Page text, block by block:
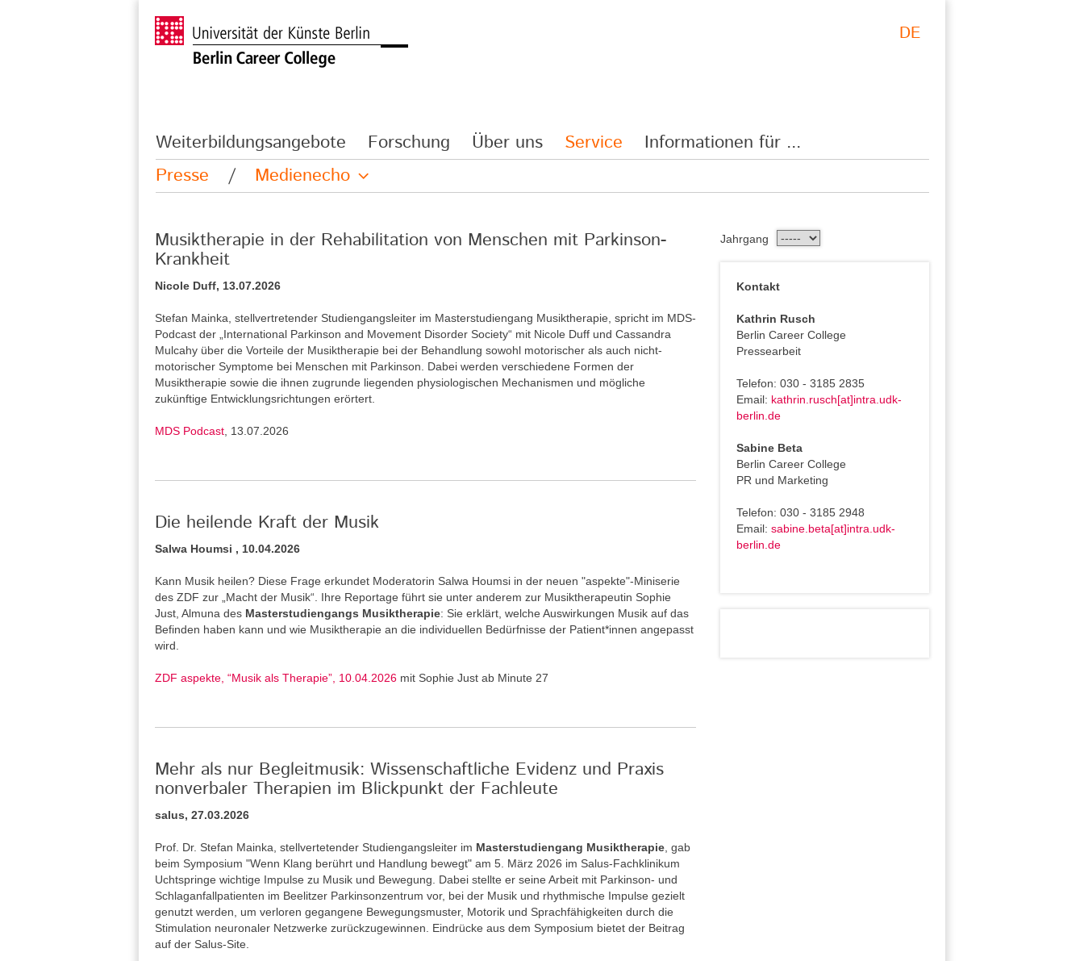
DE
Weiterbildungsangebote Forschung Über uns Service
Informationen für ...
Presse
/ Medienecho
Musiktherapie in der Rehabilitation von Menschen mit Parkinson-
Krankheit
Nicole Duff, 13.07.2026
Stefan Mainka, stellvertretender Studiengangsleiter im Masterstudiengang Musiktherapie, spricht im MDS-
Podcast der „International Parkinson and Movement Disorder Society“ mit Nicole Duff und Cassandra
Mulcahy über die Vorteile der Musiktherapie bei der Behandlung sowohl motorischer als auch nicht-
motorischer Symptome bei Menschen mit Parkinson. Dabei werden verschiedene Formen der
Musiktherapie sowie die ihnen zugrunde liegenden physiologischen Mechanismen und mögliche
zukünftige Entwicklungsrichtungen erörtert.
MDS Podcast , 13.07.2026
Die heilende Kraft der Musik
Salwa Houmsi , 10.04.2026
Kann Musik heilen? Diese Frage erkundet Moderatorin Salwa Houmsi in der neuen "aspekte"-Miniserie
des ZDF zur „Macht der Musik“. Ihre Reportage führt sie unter anderem zur Musiktherapeutin Sophie
Just, Almuna des Masterstudiengangs Musiktherapie: Sie erklärt, welche Auswirkungen Musik auf das
Befinden haben kann und wie Musiktherapie an die individuellen Bedürfnisse der Patient*innen angepasst
wird.
ZDF aspekte, “Musik als Therapie”, 10.04.2026 mit Sophie Just ab Minute 27
Mehr als nur Begleitmusik: Wissenschaftliche Evidenz und Praxis
nonverbaler Therapien im Blickpunkt der Fachleute
salus, 27.03.2026
Prof. Dr. Stefan Mainka, stellvertetender Studiengangsleiter im Masterstudiengang Musiktherapie , gab
beim Symposium "Wenn Klang berührt und Handlung bewegt" am 5. März 2026 im Salus-Fachklinikum
Uchtspringe wichtige Impulse zu Musik und Bewegung. Dabei stellte er seine Arbeit mit Parkinson- und
Schlaganfallpatienten im Beelitzer Parkinsonzentrum vor, bei der Musik und rhythmische Impulse gezielt
genutzt werden, um verloren gegangene Bewegungsmuster, Motorik und Sprachfähigkeiten durch die
Stimulation neuronaler Netzwerke zurückzugewinnen. Eindrücke aus dem Symposium bietet der Beitrag
auf der Salus-Site.
Jahrgang
Kontakt
Kathrin Rusch
Berlin Career College
Pressearbeit
Telefon: 030 - 3185 2835
Email: kathrin.rusch[at]intra.udk-
berlin.de
Sabine Beta
Berlin Career College
PR und Marketing
Telefon: 030 - 3185 2948
Email:sabine.beta[at]intra.udk-
berlin.de